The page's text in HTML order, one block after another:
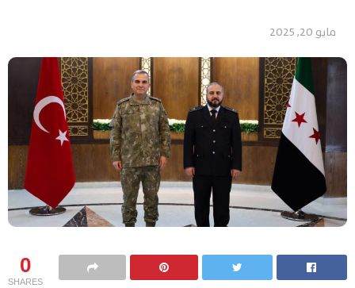
مايو 20, 2025
0
SHARES